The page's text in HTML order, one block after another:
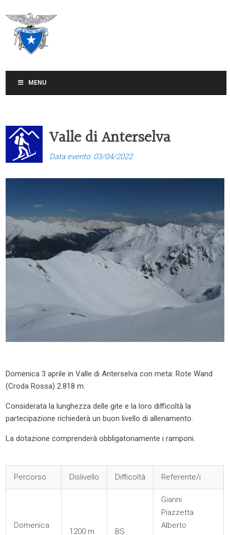
MENU
Valle di Anterselva
Data evento: 03/04/2022
Domenica 3 aprile in Valle di Anterselva con meta: Rote Wand
(Croda Rossa) 2.818 m.
Considerata la lunghezza delle gite e la loro difficoltà la
partecipazione richiederà un buon livello di allenamento.
La dotazione comprenderà obbligatoriamente i ramponi.
Percorso Dislivello Difficoltà Referente/i
Domenica
1200 m BS
Gianni
Piazzetta
Alberto